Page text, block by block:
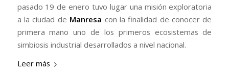
pasado 19 de enero tuvo lugar una misión exploratoria
a la ciudad de Manresa con la finalidad de conocer de
primera mano uno de los primeros ecosistemas de
simbiosis industrial desarrollados a nivel nacional.
Leer más